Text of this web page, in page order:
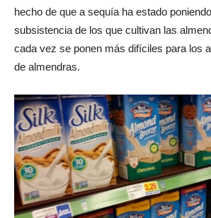
hecho de que a sequía ha estado
subsistencia de los que cultivan las
cada vez se ponen más difíciles para los
de almendras.